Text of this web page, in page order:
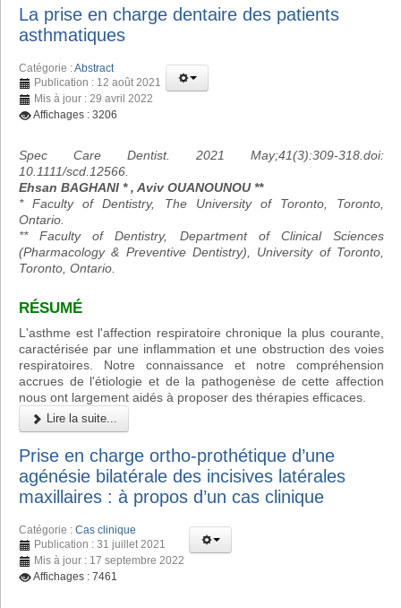
La prise en charge dentaire des patients
asthmatiques
Catégorie :Abstract
Publication : 12 août 2021
Mis à jour : 29 avril 2022
Affichages : 3206
Spec Care Dentist. 2021 May;41(3):309-318.doi:
10.1111/scd.12566.
Ehsan BAGHANI * , Aviv OUANOUNOU **
* Faculty of Dentistry, The University of Toronto, Toronto,
Ontario.
** Faculty of Dentistry, Department of Clinical Sciences
(Pharmacology & Preventive Dentistry), University of Toronto,
Toronto, Ontario.
RÉSUMÉ
L'asthme est l'affection respiratoire chronique la plus courante,
caractérisée par une inflammation et une obstruction des voies
respiratoires. Notre connaissance et notre compréhension
accrues de l'étiologie et de la pathogenèse de cette affection
nous ont largement aidés à proposer des thérapies efficaces.
Lire la suite...
Prise en charge ortho-prothétique d’une
agénésie bilatérale des incisives latérales
maxillaires : à propos d’un cas clinique
Catégorie : Cas clinique
Publication : 31 juillet 2021
Mis à jour : 17 septembre 2022
Affichages : 7461